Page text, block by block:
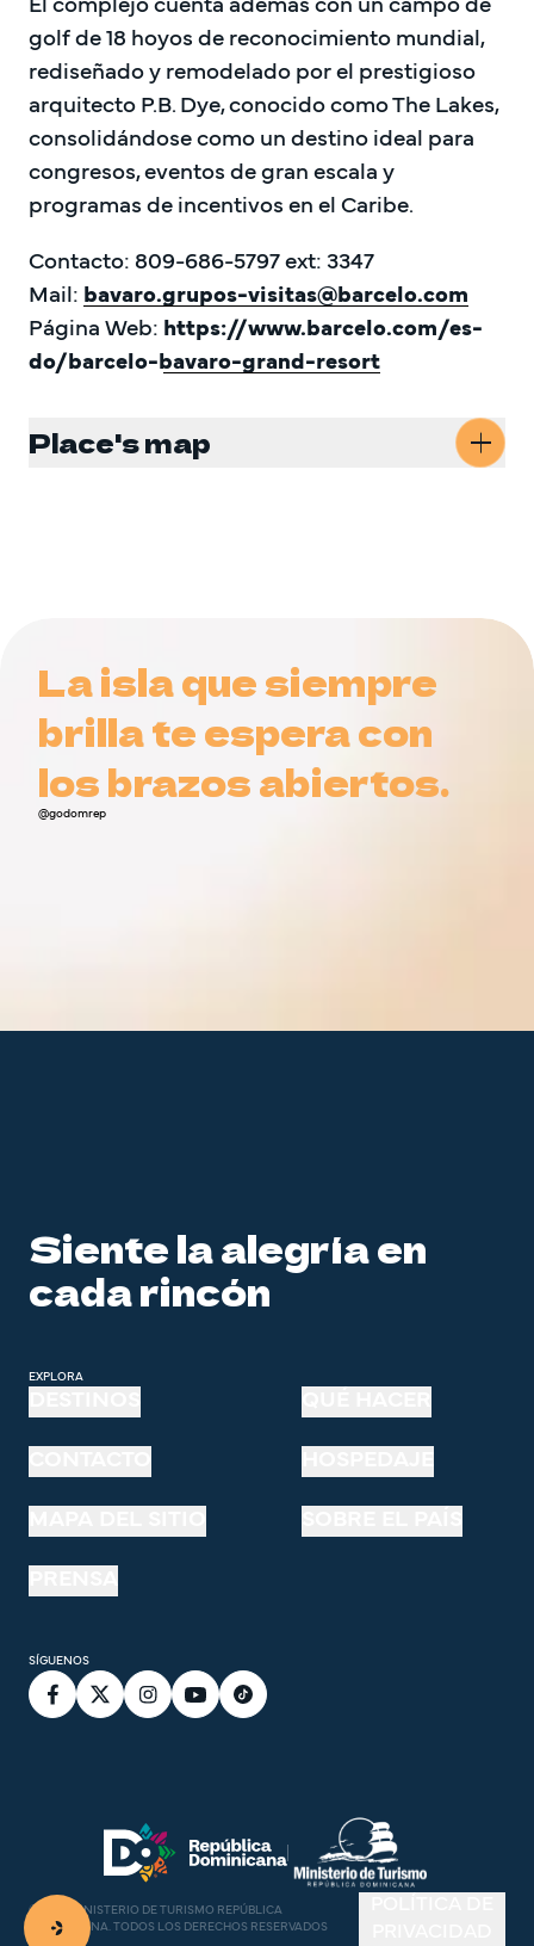
El complejo cuenta además con un campo de
golf de 18 hoyos de reconocimiento mundial,
rediseñado y remodelado por el prestigioso
arquitecto P.B. Dye, conocido como The Lakes,
consolidándose como un destino ideal para
congresos, eventos de gran escala y
programas de incentivos en el Caribe.
Contacto: 809-686-5797 ext: 3347
Mail: bavaro.grupos-visitas@barcelo.com
Página Web: https://www.barcelo.com/es-
do/barcelo-bavaro-grand-resort
Place's map
La isla que siempre
brilla te espera con
los brazos abiertos.
La isla que siempre
brilla te espera con
los brazos abiertos.
@godomrep
Siente la alegría en
cada rincón
EXPLORA
SÍGUENOS
©
MINISTERIO DE TURISMO REPÚBLICA
DOMINICANA. TODOS LOS DERECHOS RESERVADOS